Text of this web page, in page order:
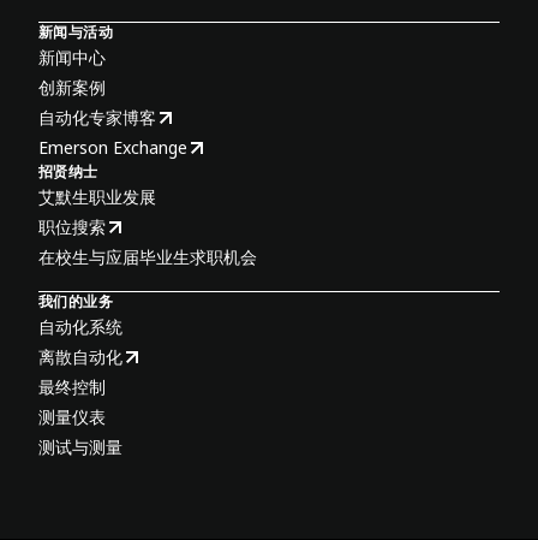
新闻与活动
新闻中心
创新案例
自动化专家博客
Emerson Exchange
招贤纳士
艾默生职业发展
职位搜索
在校生与应届毕业生求职机会
我们的业务
自动化系统
离散自动化
最终控制
测量仪表
测试与测量